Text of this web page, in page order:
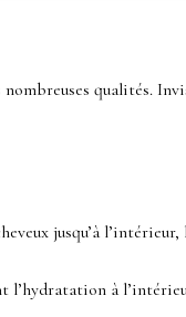
qualités.
jusqu’à
l’hydratation à